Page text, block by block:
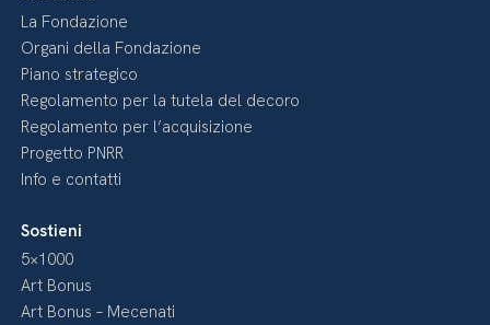
La Fondazione
Organi della Fondazione
Piano strategico
Regolamento per la tutela del decoro
Regolamento per l’acquisizione
Progetto PNRR
Info e contatti
Sostieni
5×1000
Art Bonus
Art Bonus – Mecenati